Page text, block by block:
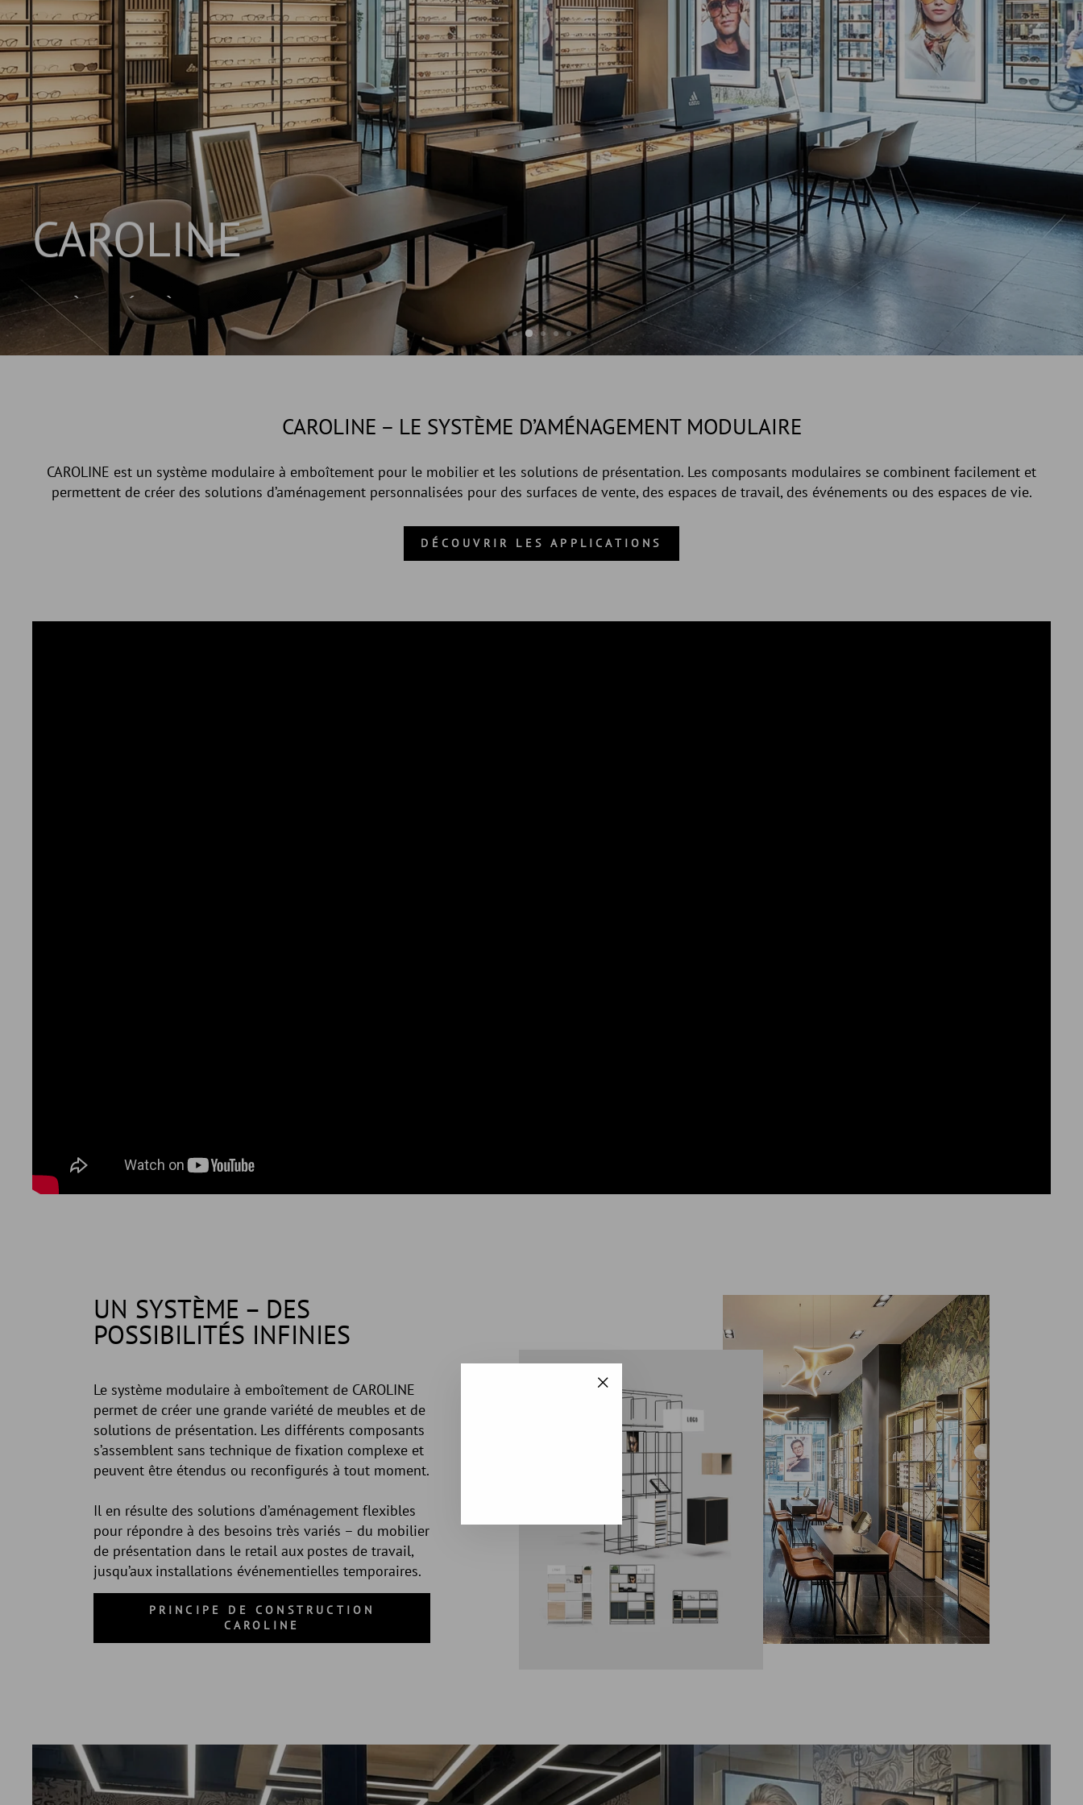
"Fermer
(Esc)"
CAROLINE
SYSTÈME D’ÉTAGÈRES INNOVANT
CAROLINE – LE SYSTÈME D’AMÉNAGEMENT MODULAIRE
CAROLINE est un système modulaire à emboîtement pour le mobilier et les solutions de présentation. Les composants modulaires se combinent facilement et
permettent de créer des solutions d’aménagement personnalisées pour des surfaces de vente, des espaces de travail, des événements ou des espaces de vie.
DÉCOUVRIR LES APPLICATIONS
UN SYSTÈME – DES
POSSIBILITÉS INFINIES
Le système modulaire à emboîtement de CAROLINE
permet de créer une grande variété de meubles et de
solutions de présentation. Les différents composants
s’assemblent sans technique de fixation complexe et
peuvent être étendus ou reconfigurés à tout moment.
Il en résulte des solutions d’aménagement flexibles
pour répondre à des besoins très variés – du mobilier
de présentation dans le retail aux postes de travail,
jusqu’aux installations événementielles temporaires.
PRINCIPE DE CONSTRUCTION
CAROLINE